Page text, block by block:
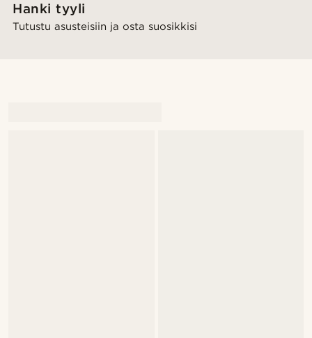
Hanki tyyli
Tutustu asusteisiin ja osta suosikkisi